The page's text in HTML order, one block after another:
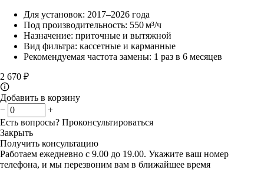
Для установок: 2017–2026 года
Под производительность: 550 м³/ч
Назначение: приточные и вытяжной
Вид фильтра: кассетные и карманные
Рекомендуемая частота замены: 1 раз в 6 месяцев
2 670 ₽
🛈
Добавить в корзину
−
+
Есть вопросы? Проконсультироваться
Закрыть
Получить консультацию
Работаем ежедневно с 9.00 до 19.00. Укажите ваш номер
телефона, и мы перезвоним вам в ближайшее время